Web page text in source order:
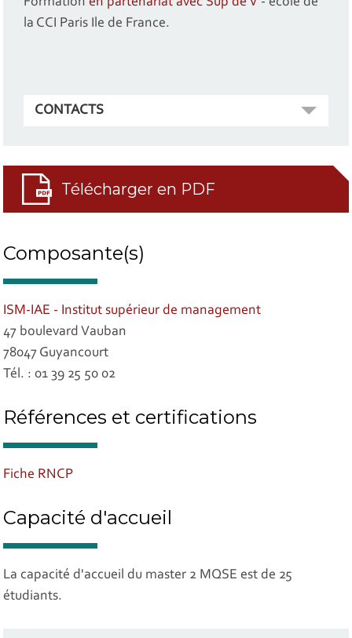
la CCI Paris Ile de France.
CONTACTS
Télécharger en PDF
Composante(s)
ISM-IAE - Institut supérieur de management
47 boulevard Vauban
78047 Guyancourt
Tél. : 01 39 25 50 02
Références et certifications
Fiche RNCP
Capacité d'accueil
La capacité d'accueil du master 2 MQSE est de 25
étudiants.